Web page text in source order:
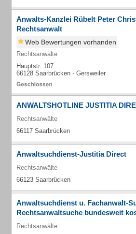
Anwalts-Kanzlei Rübelt Peter
Rechtsanwalt
Web Bewertungen vorhanden
Rechtsanwälte
Hauptstr. 107
66128 Saarbrücken - Gersweiler
ANWALTSHOTLINE JUSTITIA
Rechtsanwälte
66117 Saarbrücken
Anwaltsuchdienst-Justitia Direct
Rechtsanwälte
66123 Saarbrücken
Anwaltsuchdienst u. Fachanwalt-
Rechtsanwaltsuche bundesweit
Rechtsanwälte